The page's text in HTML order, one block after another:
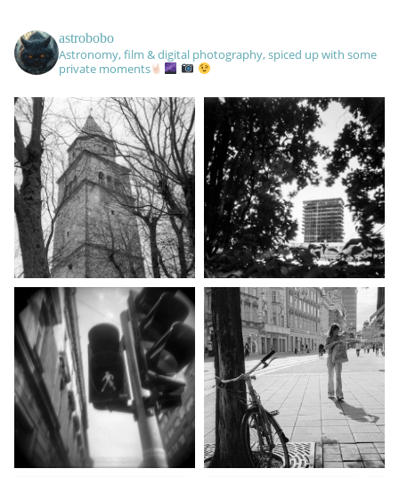
astrobobo
Astronomy, film & digital photography, spiced up with some
private moments